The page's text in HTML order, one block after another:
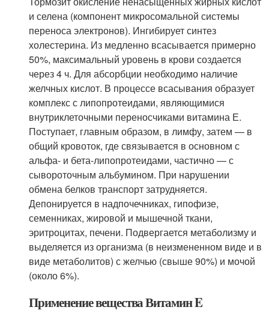
и селена (компонент микросомальной системы
переноса электронов). Ингибирует синтез
холестерина. Из медленно всасывается примерно
50%, максимальный уровень в крови создается
через 4 ч. Для абсорбции необходимо наличие
желчных кислот. В процессе всасывания образует
комплекс с липопротеидами, являющимися
внутриклеточными переносчиками витамина Е.
Поступает, главным образом, в лимфу, затем — в
общий кровоток, где связывается в основном с
альфа- и бета-липопротеидами, частично — с
сывороточным альбумином. При нарушении
обмена белков транспорт затрудняется.
Депонируется в надпочечниках, гипофизе,
семенниках, жировой и мышечной ткани,
эритроцитах, печени. Подвергается метаболизму и
выделяется из организма (в неизмененном виде и в
виде метаболитов) с желчью (свыше 90%) и мочой
(около 6%).
Применение вещества Витамин E